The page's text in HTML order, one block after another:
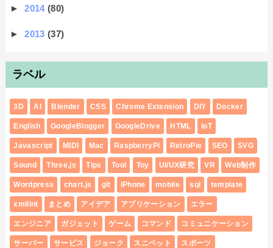
►2014(80)
►2013(37)
ラベル
3D AI Blender CSS Chrome Extension DIY Docker
English GoogleBlogger GoogleDrive HTML IoT
Javascript MIDI Mac RaspberryPi RetroPie SEO SVG
Sound Three.js Tips Tool Toy UI/UX研究 VR Web制作
Wordpress chart.js git iPhone mobile sql template
xmllint まとめ アイデア アプリケーション エラー
エンジニア ガジェット ゲーム コマンド コミュニケーション
サーバー サービス ジョーク スニペット スポーツ